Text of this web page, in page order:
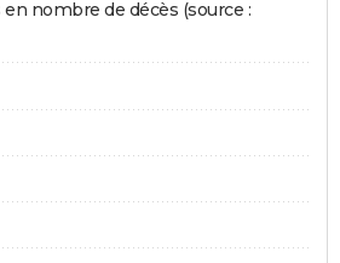
nombre de décès (source :